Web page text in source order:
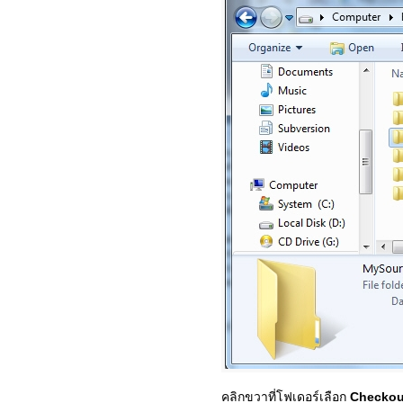
คลิกขวาที่โฟเดอร์เลือก